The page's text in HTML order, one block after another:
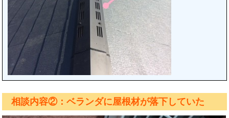
相談内容②：ベランダに屋根材が落下していた